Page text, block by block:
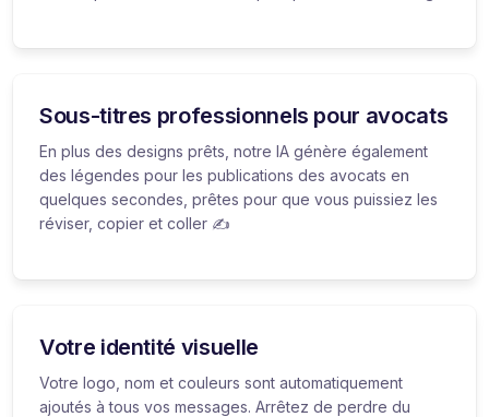
Sous-titres professionnels pour avocats
En plus des designs prêts, notre IA génère également
des légendes pour les publications des avocats en
quelques secondes, prêtes pour que vous puissiez les
réviser, copier et coller ✍️
Votre identité visuelle
Votre logo, nom et couleurs sont automatiquement
ajoutés à tous vos messages. Arrêtez de perdre du